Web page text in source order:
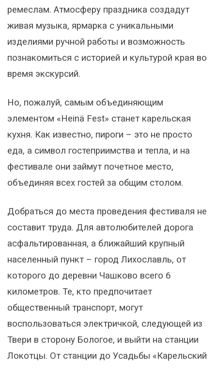
ремеслам. Атмосферу праздника создадут
живая музыка, ярмарка с уникальными
изделиями ручной работы и возможность
познакомиться с историей и культурой края во
время экскурсий.
Но, пожалуй, самым объединяющим
элементом «Heinä Fest» станет карельская
кухня. Как известно, пироги – это не просто
еда, а символ гостеприимства и тепла, и на
фестивале они займут почетное место,
объединяя всех гостей за общим столом.
Добраться до места проведения фестиваля не
составит труда. Для автолюбителей дорога
асфальтированная, а ближайший крупный
населенный пункт – город Лихославль, от
которого до деревни Чашково всего 6
километров. Те, кто предпочитает
общественный транспорт, могут
воспользоваться электричкой, следующей из
Твери в сторону Бологое, и выйти на станции
Локотцы. От станции до Усадьбы «Карельский